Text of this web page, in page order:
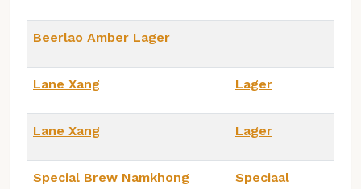
Beerlao Amber Lager
Lane Xang Lager
Lane Xang Lager
Special Brew Namkhong
Speciaal